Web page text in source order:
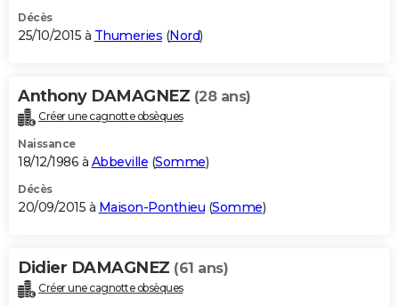
Décès
25/10/2015 à Thumeries (Nord)
Anthony DAMAGNEZ (28 ans)
Créer une cagnotte obsèques
Naissance
18/12/1986 à Abbeville (Somme)
Décès
20/09/2015 à Maison-Ponthieu (Somme)
Didier DAMAGNEZ (61 ans)
Créer une cagnotte obsèques